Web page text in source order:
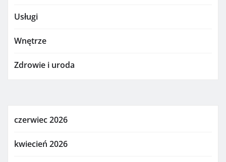
Usługi
Wnętrze
Zdrowie i uroda
czerwiec 2026
kwiecień 2026